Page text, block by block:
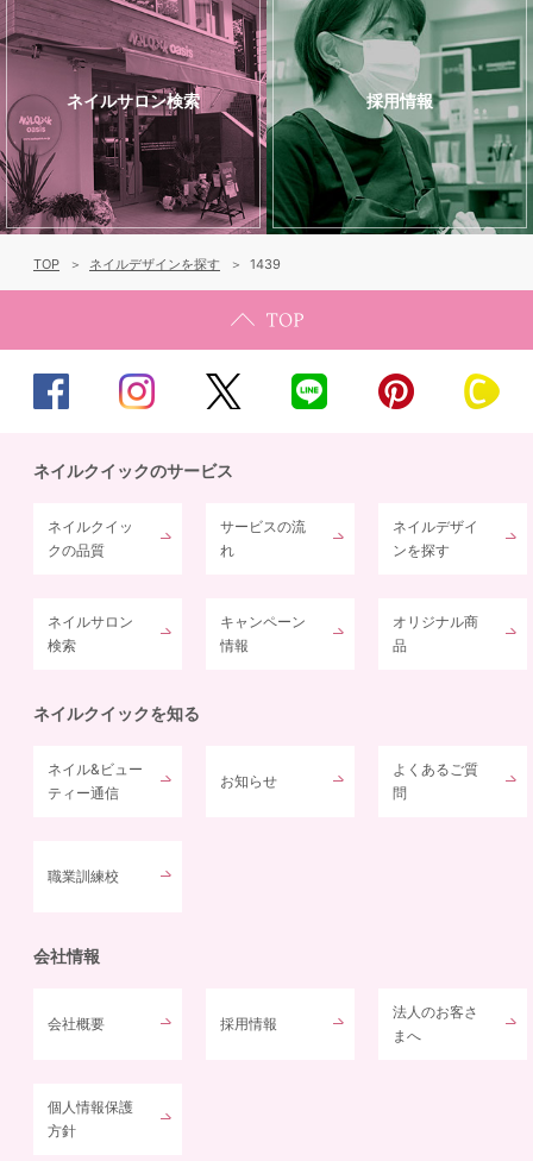
ネイルサロン検索 採用情報
TOP ネイルデザインを探す 1439
ネイルクイックのサービス
ネイルクイッ
クの品質
サービスの流
れ
ネイルデザイ
ンを探す
ネイルサロン
検索
キャンペーン
情報
オリジナル商
品
ネイルクイックを知る
ネイル&ビュー
ティー通信
お知らせ
よくあるご質
問
職業訓練校
会社情報
会社概要 採用情報
法人のお客さ
まへ
個人情報保護
方針